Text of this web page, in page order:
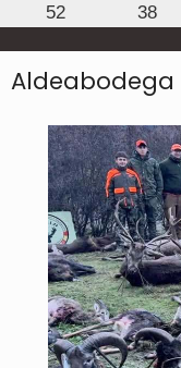
52 38
Aldeabodega